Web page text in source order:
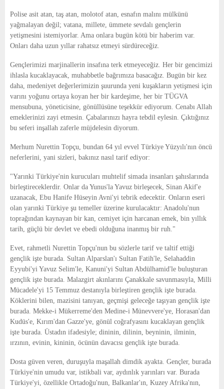
Polise asit atan, taş atan, molotof atan, esnafın malını mülkünü
yağmalayan değil; vatana, millete, ümmete sevdalı gençlerin
yetişmesini istemiyorlar. Ama onlara bugün kötü bir haberim var.
Onları daha uzun yıllar rahatsız etmeyi sürdüreceğiz.
Gençlerimizi marjinallerin insafına terk etmeyeceğiz. Her bir gencimizi
ihlasla kucaklayacak, muhabbetle bağrımıza basacağız. Bugün bir kez
daha, medeniyet değerlerimizin şuurunda yeni kuşakların yetişmesi için
varını yoğunu ortaya koyan her bir kardeşime, her bir TÜGVA
mensubuna, yöneticisine, gönüllüsüne teşekkür ediyorum. Cenabı Allah
emeklerinizi zayi etmesin. Çabalarınızı hayra tebdil eylesin. Çıktığınız
bu seferi inşallah zaferle müjdelesin diyorum.
Merhum Nurettin Topçu, bundan 64 yıl evvel Türkiye Yüzyılı'nın öncü
neferlerini, yani sizleri, bakınız nasıl tarif ediyor:
"Yarınki Türkiye'nin kurucuları muhtelif simada insanları şahıslarında
birleştireceklerdir. Onlar da Yunus'la Yavuz birleşecek, Sinan Akif'e
uzanacak, Ebu Hanife Hüseyin Avni'yi tebrik edecektir. Onların eseri
olan yarınki Türkiye şu temeller üzerine kurulacaktır: Anadolu'nun
toprağından kaynayan bir kan, cemiyet için harcanan emek, bin yıllık
tarih, güçlü bir devlet ve ebedi olduğuna inanmış bir ruh."
Evet, rahmetli Nurettin Topçu'nun bu sözlerle tarif ve taltif ettiği
gençlik işte burada. Sultan Alparslan'ı Sultan Fatih'le, Selahaddin
Eyyubi'yi Yavuz Selim'le, Kanuni'yi Sultan Abdülhamid'le buluşturan
gençlik işte burada. Malazgirt akınlarını Çanakkale savunmasıyla, Milli
Mücadele'yi 15 Temmuz destanıyla birleştiren gençlik işte burada.
Köklerini bilen, mazisini tanıyan, geçmişi geleceğe taşıyan gençlik işte
burada. Mekke-i Mükerreme'den Medine-i Münevvere'ye, Horasan'dan
Kudüs'e, Kırım'dan Gazze'ye, gönül coğrafyasını kucaklayan gençlik
işte burada. Üstadın ifadesiyle; dininin, dilinin, beyninin, ilminin,
ırzının, evinin, kininin, öcünün davacısı gençlik işte burada.
Dosta güven veren, duruşuyla maşallah dimdik ayakta. Gençler, burada
Türkiye'nin umudu var, istikbali var, aydınlık yarınları var. Burada
Türkiye'yi, özellikle Ortadoğu'nun, Balkanlar'ın, Kuzey Afrika'nın,